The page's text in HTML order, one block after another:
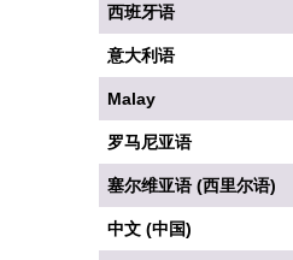
西班牙语
意大利语
Malay
罗马尼亚语
塞尔维亚语 (西里尔语)
中文 (中国)